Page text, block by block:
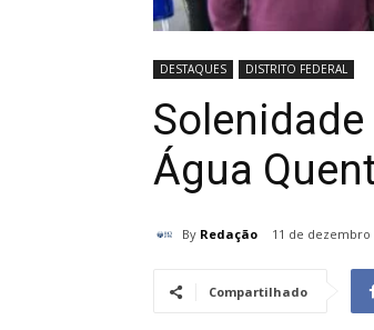
DESTAQUES DISTRITO FEDERAL
Água
By Redação 11 de dezembro
Compartilhado